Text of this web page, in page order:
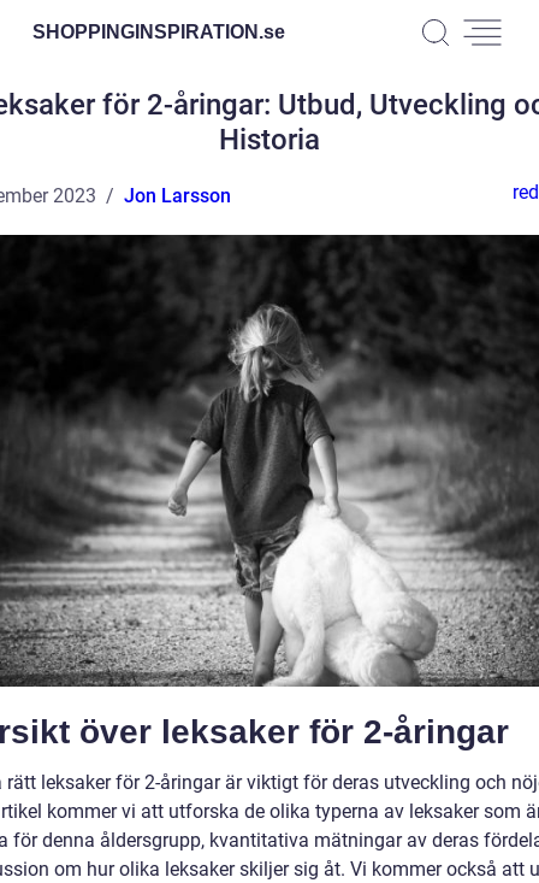
SHOPPINGINSPIRATION.se
för 2-åringar: Utbud, Utveckling
Historia
2023 Jon Larsson
över leksaker för 2-åringar
rätt leksaker för 2-åringar är viktigt för deras utveckling och
kommer vi att utforska de olika typerna av leksaker som
för denna åldersgrupp, kvantitativa mätningar av deras
om hur olika leksaker skiljer sig åt. Vi kommer också att